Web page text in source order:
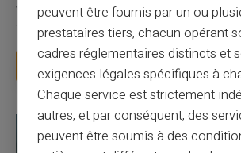
Vous avez tapé cette recherche parce que
facture 50 € par an pour une carte que vo...
Lire la suite
peuvent être fournis par un ou
prestataires tiers, chacun opérant
cadres réglementaires distincts et
exigences légales spécifiques à
Chaque service est strictement
autres, et par conséquent, des
peuvent être soumis à des